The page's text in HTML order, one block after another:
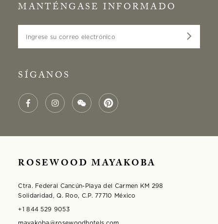
MANTÉNGASE INFORMADO
SÍGANOS
ROSEWOOD MAYAKOBA
Ctra. Federal Cancún-Playa del Carmen KM 298
Solidaridad, Q. Roo, C.P. 77710 México
+1 844 529 9053